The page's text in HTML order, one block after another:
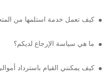
كيف تعمل خدمة استلمها من
ما هي سياسة الإرجاع لديكم؟
كيف يمكنني القيام باسترداد